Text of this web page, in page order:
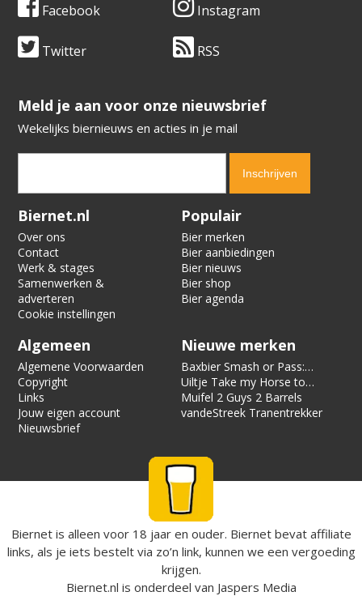
Facebook Instagram
Twitter RSS
​​​​​​​Meld je aan voor onze nieuwsbrief
Wekelijks biernieuws en acties in je mail
Verification code:
Biernet.nl
Over ons
Contact
Werk & stages
Samenwerken &
adverteren
Cookie instellingen
Populair
Bier merken
Bier aanbiedingen
Bier nieuws
Bier shop
Bier agenda
Algemeen
Algemene Voorwaarden
Copyright
Links
Jouw eigen account
Nieuwsbrief
Nieuwe merken
Baxbier Smash or Pass:
Strata
Uiltje Take my Horse to
the Hotel Room
Muifel 2 Guys 2 Barrels
vandeStreek Tranentrekker
Biernet is alleen voor 18 jaar en ouder. Biernet bevat affiliate
links, als je iets bestelt via zo’n link, kunnen we een vergoeding
krijgen.
Biernet.nl is onderdeel van Jaspers Media